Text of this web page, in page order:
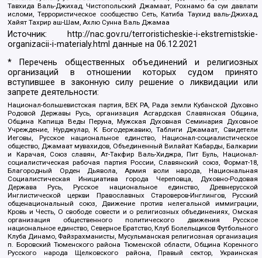
Тавхида Валь-Джихад, Чистопольский Джамаат, Рохнамо ба суи давлати
исломи, Террористическое сообщество Сеть, Катиба Таухид валь-Джихад,
Хайят Тахрир аш-Шам, Ахлю Сунна Валь Джамаа
Источник:
http://nac.gov.ru/terroristicheskie-i-ekstremistskie-
organizacii-i-materialy.html данные на06.12.2021
* Перечень общественных объединений и религиозных
организаций в отношении которых судом принято
вступившее в законную силу решение о ликвидации или
запрете деятельности:
Национал-большевистская партия, ВЕК РА, Рада земли Кубанской Духовно
Родовой Державы Русь, организация Асгардская Славянская Община,
Община Капища Веды Перуна, Мужская Духовная Семинария Духовное
Учреждение, Нурджулар, К Богодержавию, Таблиги Джамаат, Свидетели
Иеговы, Русское национальное единство, Национал-социалистическое
общество, Джамаат мувахидов, Объединенный Вилайат Кабарды, Балкарии
и Карачая, Союз славян, Ат-Такфир Валь-Хиджра, Пит Буль, Национал-
социалистическая рабочая партия России, Славянский союз, Формат-18,
Благородный Орден Дьявола, Армия воли народа, Национальная
Социалистическая Инициатива города Череповца, Духовно-Родовая
Держава Русь, Русское национальное единство, Древнерусской
Инглистической церкви Православных Староверов-Инглингов, Русский
общенациональный союз, Движение против нелегальной иммиграции,
Кровь и Честь, О свободе совести и о религиозных объединениях, Омская
организация общественного политического движения Русское
национальное единство, Северное Братство, Клуб Болельщиков Футбольного
Клуба Динамо, Файзрахманисты, Мусульманская религиозная организация
п. Боровский Тюменского района Тюменской области, Община Коренного
Русского народа Щелковского района, Правый сектор, Украинская